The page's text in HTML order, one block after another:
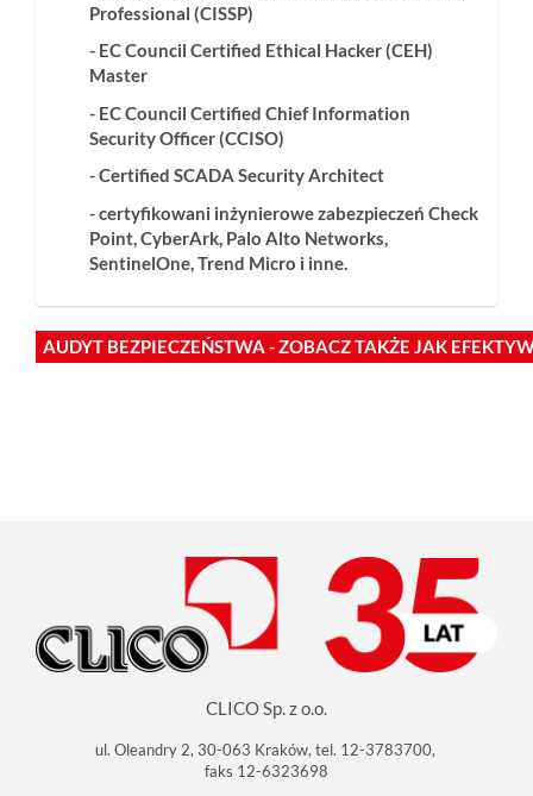
Professional (CISSP)
- EC Council Certified Ethical Hacker (CEH)
Master
- EC Council Certified Chief Information
Security Officer (CCISO)
- Certified SCADA Security Architect
- certyfikowani inżynierowe zabezpieczeń Check
Point, CyberArk, Palo Alto Networks,
SentinelOne, Trend Micro i inne.
AUDYT BEZPIECZEŃSTWA - ZOBACZ TAKŻE JAK
CLICO Sp. z o.o.
ul. Oleandry 2, 30-063 Kraków, tel. 12-3783700,
faks 12-6323698